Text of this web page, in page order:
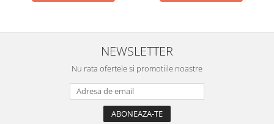
NEWSLETTER
Nu rata ofertele si promotiile noastre